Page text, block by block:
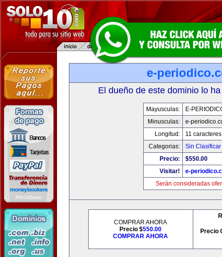
e-
El dueño de este dominio lo
Mayusculas:
E-
Minusculas:
e-
Longitud:
11 caracteres
Categorias:
Sin Clasificar
Precio:
$550.00
Visitar!
e-
Serán consideradas
COMPRAR AHORA
Precio $550.00
COMPRAR AHORA
Precio